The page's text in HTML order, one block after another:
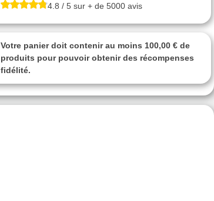
4.8 / 5 sur + de 5000 avis
Votre panier doit contenir au moins 100,00 € de
produits pour pouvoir obtenir des récompenses
fidélité.